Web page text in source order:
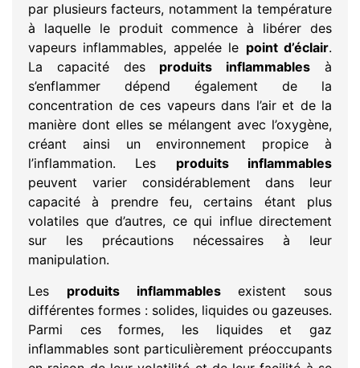
par plusieurs facteurs, notamment la température
à laquelle le produit commence à libérer des
vapeurs inflammables, appelée le point d’éclair.
La capacité des produits inflammables à
s’enflammer dépend également de la
concentration de ces vapeurs dans l’air et de la
manière dont elles se mélangent avec l’oxygène,
créant ainsi un environnement propice à
l’inflammation. Les produits inflammables
peuvent varier considérablement dans leur
capacité à prendre feu, certains étant plus
volatiles que d’autres, ce qui influe directement
sur les précautions nécessaires à leur
manipulation.
Les produits inflammablesexistent sous
différentes formes : solides, liquides ou gazeuses.
Parmi ces formes, les liquides et gaz
inflammables sont particulièrement préoccupants